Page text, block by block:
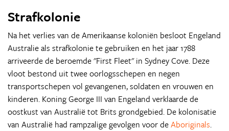
Strafkolonie
Na het verlies van de Amerikaanse koloniën besloot Engeland
Australie als strafkolonie te gebruiken en het jaar 1788
arriveerde de beroemde "First Fleet" in Sydney Cove. Deze
vloot bestond uit twee oorlogsschepen en negen
transportschepen vol gevangenen, soldaten en vrouwen en
kinderen. Koning George III van Engeland verklaarde de
oostkust van Australië tot Brits grondgebied. De kolonisatie
van Australië had rampzalige gevolgen voor deAboriginals.